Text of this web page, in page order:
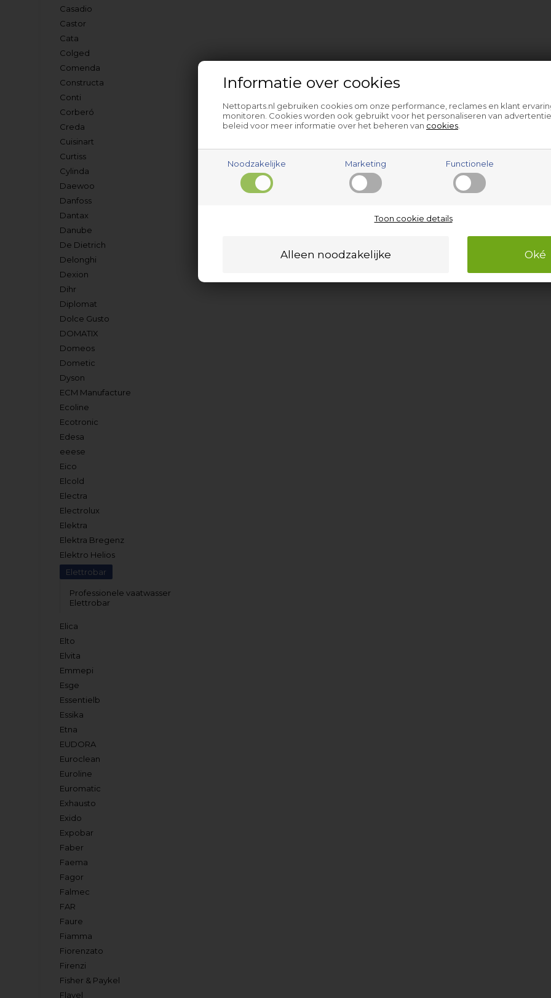
Informatie over cookies
Nettoparts.nl gebruiken cookies om onze performance, reclames en klant
monitoren. Cookies worden ook gebruikt voor het personaliseren van
beleid voor meer informatie over het beheren van cookies
Noodzakelijke Marketing Functionele
Toon cookie details
Casadio
Castor
Cata
Colged
Comenda
Constructa
Conti
Corberó
Creda
Cuisinart
Curtiss
Cylinda
Daewoo
Danfoss
Dantax
Danube
De Dietrich
Delonghi
Dexion
Dihr
Diplomat
Dolce Gusto
DOMATIX
Domeos
Dometic
Dyson
ECM Manufacture
Ecoline
Ecotronic
Edesa
eeese
Eico
Elcold
Electra
Electrolux
Elektra
Elektra Bregenz
Elektro Helios
Elettrobar
Professionele vaatwasser
Elettrobar
Elica
Elto
Elvita
Emmepi
Esge
Essentielb
Essika
Etna
EUDORA
Euroclean
Euroline
Euromatic
Exhausto
Exido
Expobar
Faber
Faema
Fagor
Falmec
FAR
Faure
Fiamma
Fiorenzato
Firenzi
Fisher & Paykel
Flavel